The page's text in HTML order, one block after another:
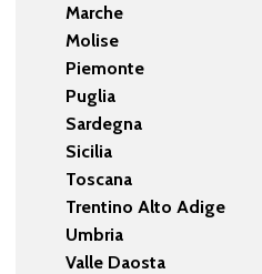
Marche
Molise
Piemonte
Puglia
Sardegna
Sicilia
Toscana
Trentino Alto Adige
Umbria
Valle Daosta